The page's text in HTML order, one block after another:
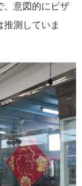
、意図的にビザ
測していま